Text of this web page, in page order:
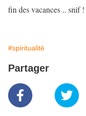
fin des vacances .. snif !
#spiritualité
Partager